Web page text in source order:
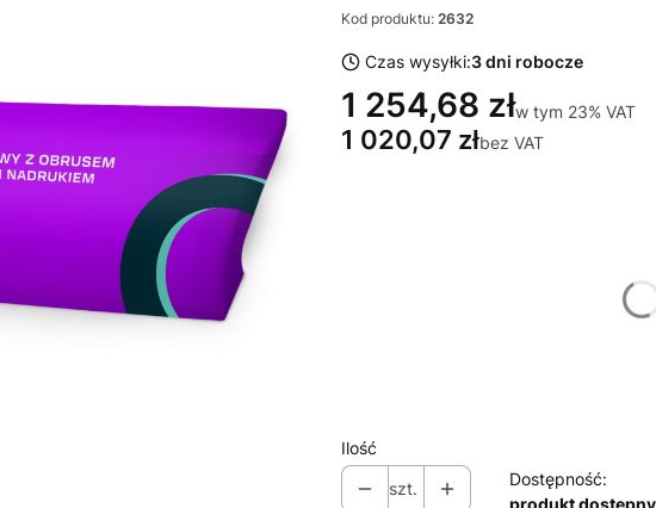
Kod produktu: 2632
Czas wysyłki:3 dni robocze
1 254,68 złw tym 23% VAT
w tym 23% VAT
1 020,07 złbez VAT
Ilość
szt.
Dostępność:
produkt dostępny